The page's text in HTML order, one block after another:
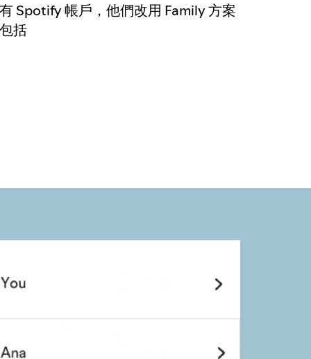
Spotify 帳戶，他們改用 Family 方案
括